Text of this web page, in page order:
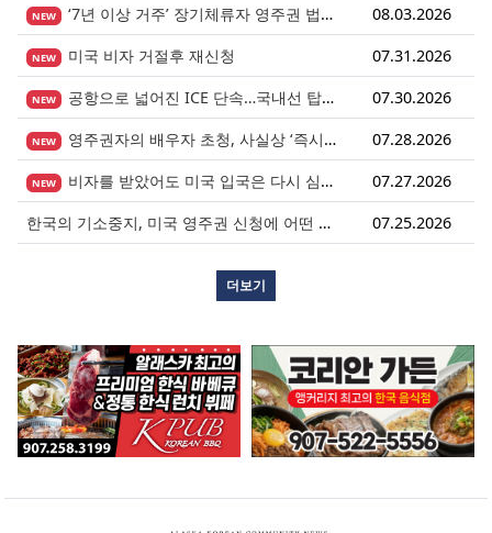
NEW ‘7년 이상 거주’ 장기체류자 영주권 법안 재추진… 현실화될 수 있을까? 08.03.2026
NEW 미국 비자 거절후 재신청 07.31.2026
NEW 공항으로 넓어진 ICE 단속…국내선 탑승도 더 이상 안전지대 아니다. 07.30.2026
NEW 영주권자의 배우자 초청, 사실상 ‘즉시 진행’ 시대 열렸다. 07.28.2026
NEW 비자를 받았어도 미국 입국은 다시 심사받습니다.
07.27.2026
한국의 기소중지, 미국 영주권 신청에 어떤 영향을 미칠까?
07.25.2026
더보기